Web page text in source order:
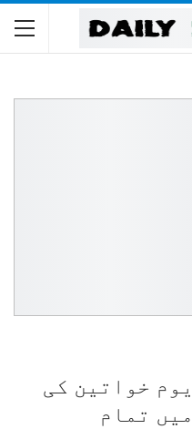
خواتین کی
تمام